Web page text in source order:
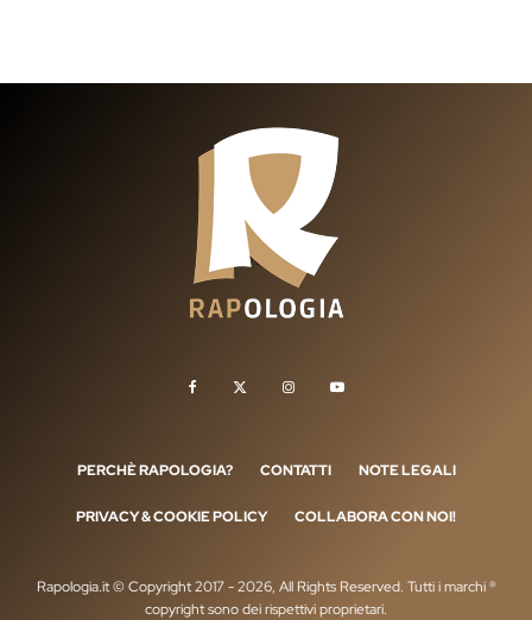
PERCHÈ RAPOLOGIA? CONTATTI NOTE LEGALI
PRIVACY & COOKIE POLICY COLLABORA CON NOI!
Rapologia.it © Copyright 2017 - 2026, All Rights Reserved. Tutti i marchi ®
copyright sono dei rispettivi proprietari.